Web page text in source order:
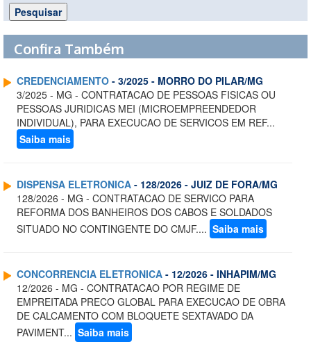
Confira Também
CREDENCIAMENTO - 3/2025 - MORRO DO PILAR/MG
3/2025 - MG - CONTRATACAO DE PESSOAS FISICAS OU
PESSOAS JURIDICAS MEI (MICROEMPREENDEDOR
INDIVIDUAL), PARA EXECUCAO DE SERVICOS EM REF...
Saiba mais
DISPENSA ELETRONICA - 128/2026 - JUIZ DE FORA/MG
128/2026 - MG - CONTRATACAO DE SERVICO PARA
REFORMA DOS BANHEIROS DOS CABOS E SOLDADOS
SITUADO NO CONTINGENTE DO CMJF.... Saiba mais
CONCORRENCIA ELETRONICA - 12/2026 - INHAPIM/MG
12/2026 - MG - CONTRATACAO POR REGIME DE
EMPREITADA PRECO GLOBAL PARA EXECUCAO DE OBRA
DE CALCAMENTO COM BLOQUETE SEXTAVADO DA
PAVIMENT... Saiba mais